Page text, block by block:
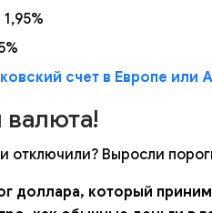
счет в Европе или
валюта!
отключили? Выросли
доллара, который